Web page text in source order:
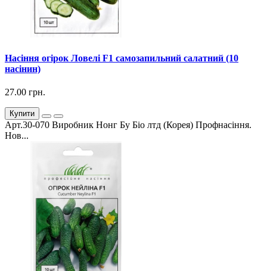
Насіння огірок Ловелі F1 самозапильний салатний (10
насінин)
27.00 грн.
Купити
Арт.30-070 Виробник Нонг Бу Біо лтд (Корея) Профнасіння.
Нов...